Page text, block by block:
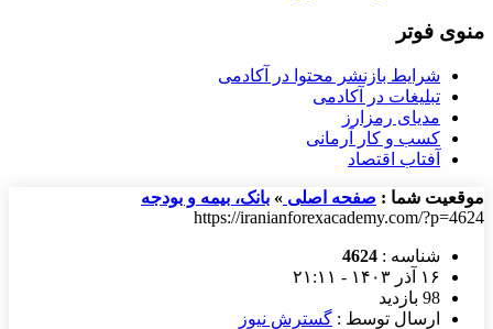
منوی فوتر
شرایط بازنشر محتوا در آکادمی
تبلیغات در آکادمی
مدیای رمزارز
کسب و کار آرمانی
آفتاب اقتصاد
موقعیت شما : صفحه اصلی » بانک، بیمه و بودجه
https://iranianforexacademy.com/?p=4624
شناسه : 4624
۱۶ آذر ۱۴۰۳ - ۲۱:۱۱
98 بازدید
ارسال توسط : گسترش نیوز